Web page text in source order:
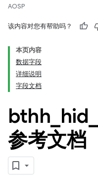
AOSP
该内容对您有帮助吗？
本页内容
数据字段
详细说明
字段文档
bthh hid
参考文档